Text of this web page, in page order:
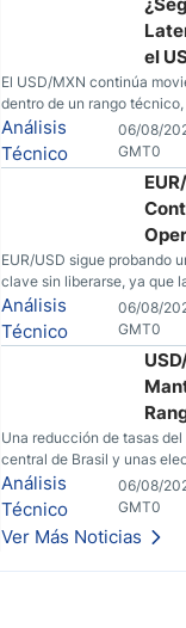
el
Mes
El USD/MXN continúa
dentro de un rango
varios factores
geopolíticos podrían
equilibrio que ha dominado
en las últimas semanas.
Análisis
Técnico
06/08/
GMT0
Sin
EUR/USD sigue probando
clave sin liberarse, ya que
expectativas de la Fed y
del Golfo dejan un
carece de convicción real.
Análisis
Técnico
06/08/
GMT0
Una reducción de tasas
central de Brasil y unas
inminentes están
silenciosamente un rango
parte del banco central de
unas elecciones
Análisis
Técnico
06/08/
GMT0
Ver Más Noticias